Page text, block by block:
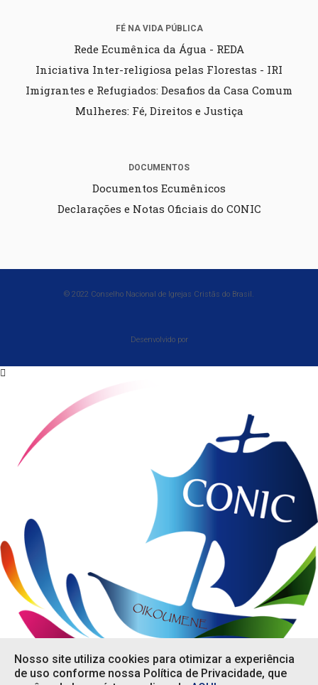
FÉ NA VIDA PÚBLICA
Rede Ecumênica da Água - REDA
Iniciativa Inter-religiosa pelas Florestas - IRI
Imigrantes e Refugiados: Desafios da Casa Comum
Mulheres: Fé, Direitos e Justiça
DOCUMENTOS
Documentos Ecumênicos
Declarações e Notas Oficiais do CONIC
© 2022 Conselho Nacional de Igrejas Cristãs do Brasil.
Desenvolvido por
Nosso site utiliza cookies para otimizar a experiência
de uso conforme nossa Política de Privacidade, que